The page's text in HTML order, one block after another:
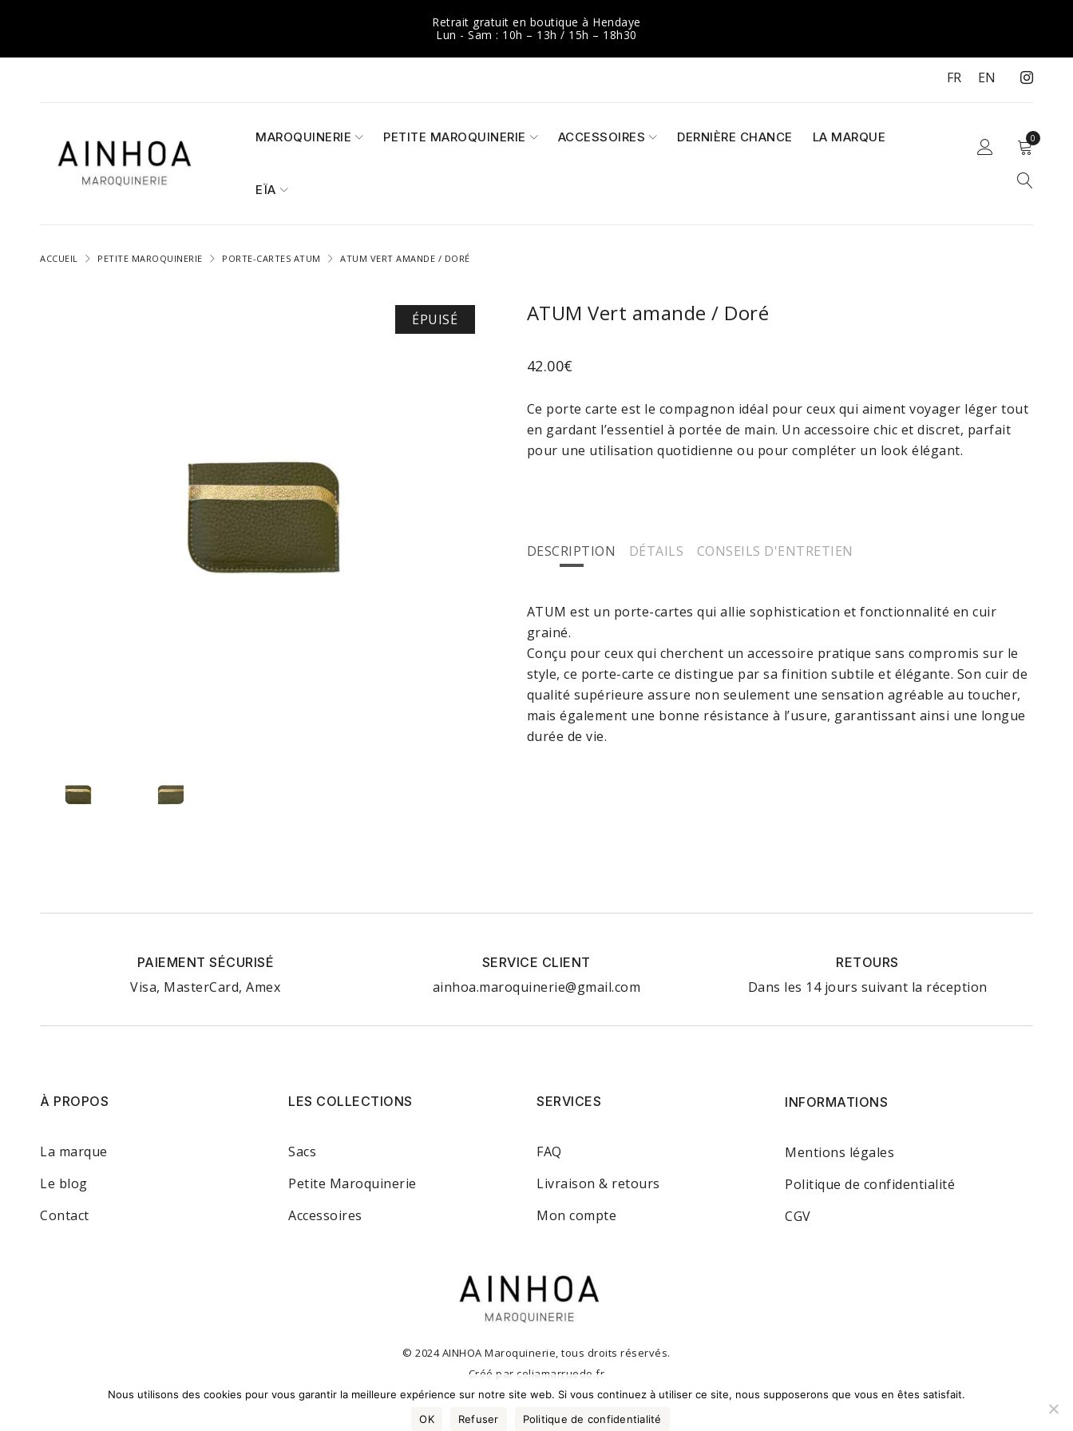
Retrait gratuit en boutique à Hendaye
Lun - Sam : 10h – 13h / 15h – 18h30
FR EN
MAROQUINERIE PETITE MAROQUINERIE ACCESSOIRES DERNIÈRE CHANCE LA MARQUE
EÏA
0
ACCUEIL PETITE MAROQUINERIE PORTE-CARTES ATUM ATUM VERT AMANDE / DORÉ
ÉPUISÉ ATUM Vert amande / Doré
42.00€
Ce porte carte est le compagnon idéal pour ceux qui aiment voyager léger tout
en gardant l’essentiel à portée de main. Un accessoire chic et discret, parfait
pour une utilisation quotidienne ou pour compléter un look élégant.
DESCRIPTION DÉTAILS CONSEILS D'ENTRETIEN
ATUM est un porte-cartes qui allie sophistication et fonctionnalité en cuir
grainé.
Conçu pour ceux qui cherchent un accessoire pratique sans compromis sur le
style, ce porte-carte ce distingue par sa finition subtile et élégante. Son cuir de
qualité supérieure assure non seulement une sensation agréable au toucher,
mais également une bonne résistance à l’usure, garantissant ainsi une longue
durée de vie.
PAIEMENT SÉCURISÉ
Visa, MasterCard, Amex
SERVICE CLIENT
ainhoa.maroquinerie@gmail.com
RETOURS
Dans les 14 jours suivant la réception
À PROPOS
La marque
Le blog
Contact
LES COLLECTIONS
Sacs
Petite Maroquinerie
Accessoires
SERVICES
FAQ
Livraison & retours
Mon compte
INFORMATIONS
Mentions légales
Politique de confidentialité
CGV
© 2024 AINHOA Maroquinerie, tous droits réservés.
Créé par celiamarruedo.fr
Nous utilisons des cookies pour vous garantir la meilleure expérience sur notre site web. Si vous continuez à utiliser ce site, nous supposerons que vous en êtes satisfait.
OK
Refuser Politique de confidentialité